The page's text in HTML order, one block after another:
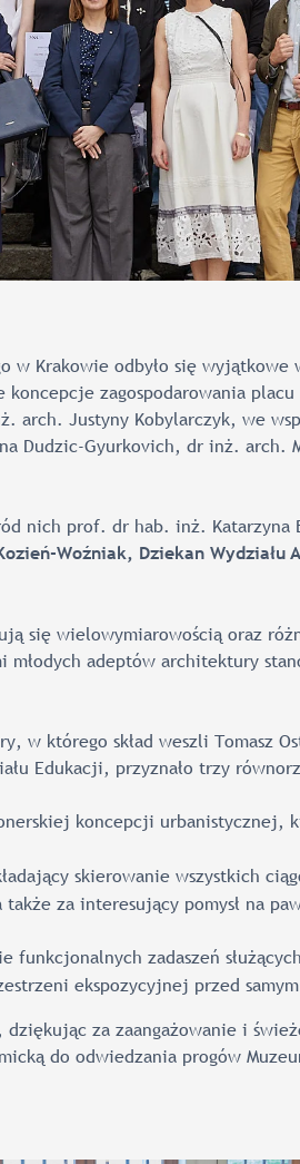
w Krakowie odbyło się
zagospodarowania
Justyny Kobylarczyk, we
Dudzic-Gyurkovich, dr inż. arch.
nich prof. dr hab. inż. Katarzyna
Woźniak, Dziekan Wydziału
się wielowymiarowością oraz
młodych adeptów architektury
w którego skład weszli Tomasz
Edukacji, przyznało trzy
koncepcji urbanistycznej,
skierowanie wszystkich
za interesujący pomysł na
funkcjonalnych zadaszeń
ekspozycyjnej przed
za zaangażowanie i
do odwiedzania progów